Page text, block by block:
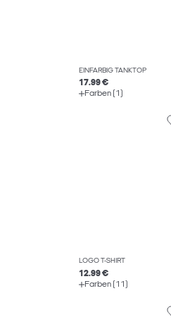
EINFARBIG TANKTOP
17.99 €
Farben (1)
LOGO T-SHIRT
12.99 €
Farben (11)